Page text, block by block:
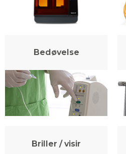
Bedøvelse
Briller / visir